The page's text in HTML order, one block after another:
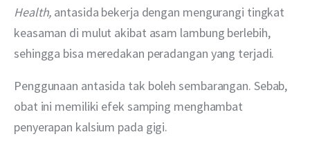
Health, antasida bekerja dengan mengurangi tingkat
keasaman di mulut akibat asam lambung berlebih,
sehingga bisa meredakan peradangan yang terjadi.
Penggunaan antasida tak boleh sembarangan. Sebab,
obat ini memiliki efek samping menghambat
penyerapan kalsium pada gigi.